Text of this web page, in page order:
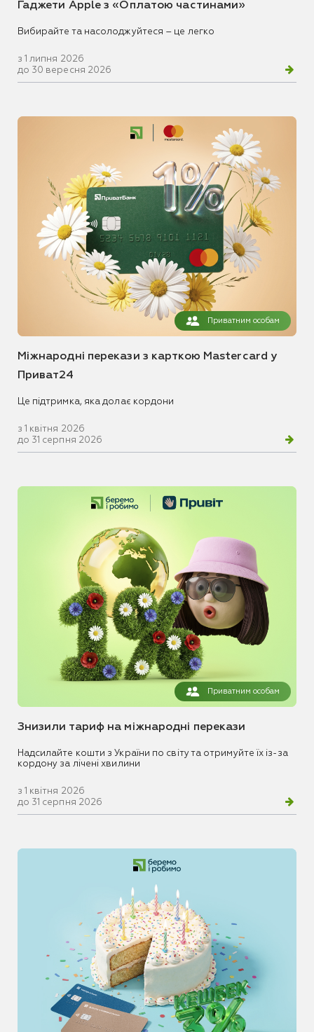
Гаджети Apple з «Оплатою частинами»
Вибирайте та насолоджуйтеся – це легко
з 1 липня 2026
до 30 вересня 2026
Приватним особам
Міжнародні перекази з карткою Mastercard у
Приват24
Це підтримка, яка долає кордони
з 1 квітня 2026
до 31 серпня 2026
Приватним особам
Знизили тариф на міжнародні перекази
Надсилайте кошти з України по світу та отримуйте їх із-за
кордону за лічені хвилини
з 1 квітня 2026
до 31 серпня 2026